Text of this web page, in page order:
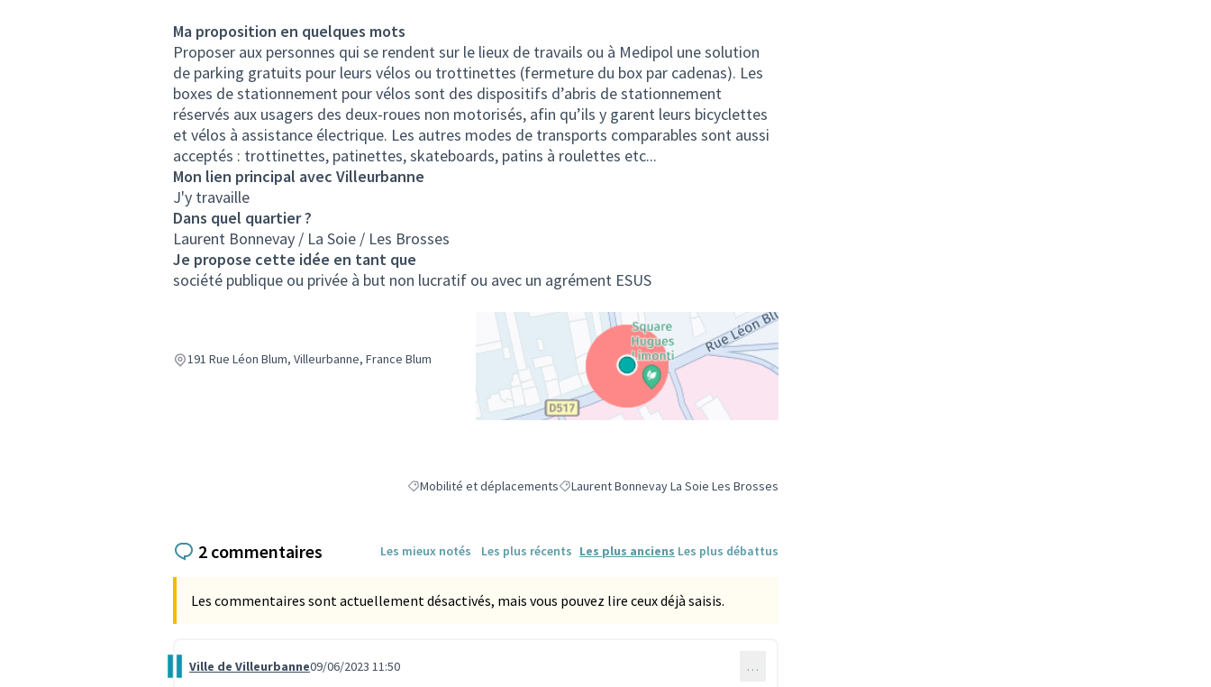
Ma proposition en quelques mots
Proposer aux personnes qui se rendent sur le lieux de travails ou à Medipol une solution
de parking gratuits pour leurs vélos ou trottinettes (fermeture du box par cadenas). Les
boxes de stationnement pour vélos sont des dispositifs d’abris de stationnement
réservés aux usagers des deux-roues non motorisés, afin qu’ils y garent leurs bicyclettes
et vélos à assistance électrique. Les autres modes de transports comparables sont aussi
acceptés : trottinettes, patinettes, skateboards, patins à roulettes etc...
Mon lien principal avec Villeurbanne
J'y travaille
Dans quel quartier ?
Laurent Bonnevay / La Soie / Les Brosses
Je propose cette idée en tant que
société publique ou privée à but non lucratif ou avec un agrément ESUS
191 Rue Léon Blum, Villeurbanne, France Blum
Filtrer les résultats de la catégorie : Mobilité et déplacements
Mobilité et déplacementsFiltrer les résultats pour le secteur : Laurent Bonnevay La Soie Les Brosses
Laurent Bonnevay La Soie Les Brosses
2 commentaires Les mieux notés Les plus récents Les plus anciens Les plus débattus
Les commentaires sont actuellement désactivés, mais vous pouvez lire ceux déjà saisis.
Commentaire 2621
Ville de Villeurbanne09/06/2023 11:50 …